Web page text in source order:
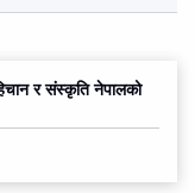
र संस्कृति नेपालको